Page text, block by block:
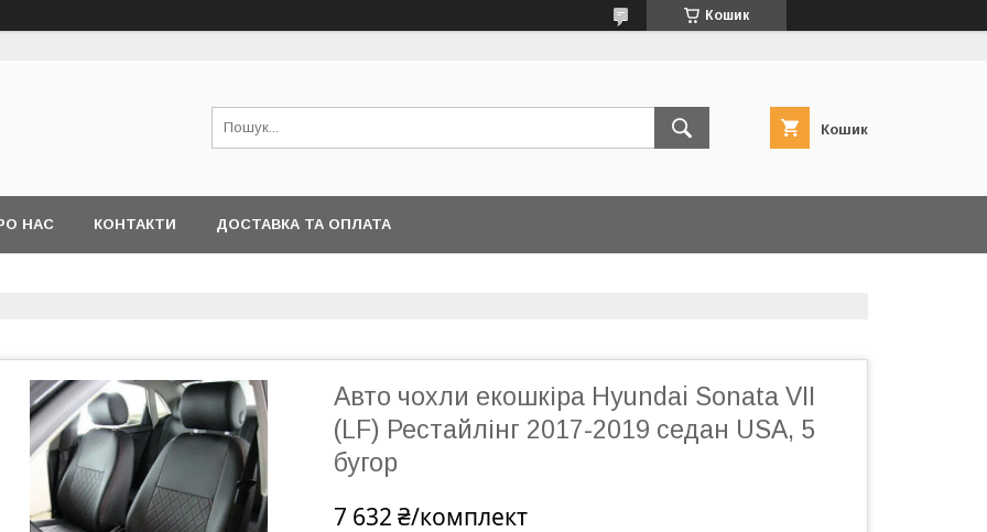
Кошик
Кошик
НАС КОНТАКТИ ДОСТАВКА ТА ОПЛАТА
Авто чохли екошкіра Hyundai Sonata VII
(LF) Рестайлінг 2017-2019 седан USA, 5
бугор
7 632 ₴/комплект